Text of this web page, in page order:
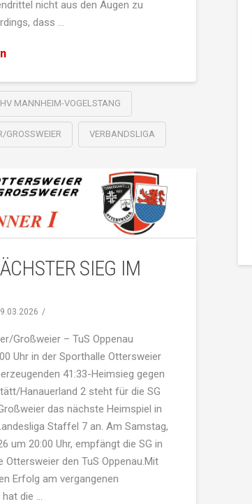
nicht aus den Augen zu
dass …
HV MANNHEIM-VOGELSTANG
GROSSWEIER VERBANDSLIGA
SIEG IM
Großweier – TuS Oppenau
Uhr in der Sporthalle Ottersweier
41:33-Heimsieg gegen
Hanauerland 2 steht für die SG
das nächste Heimspiel in
Staffel 7 an. Am Samstag,
um 20:00 Uhr, empfängt die SG in
Ottersweier den TuS Oppenau.Mit
Erfolg am vergangenen
hat die …